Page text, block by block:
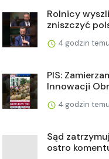
Rolnicy
zniszczyć
4 godzin temu
PIS:
Innowacji
4 godzin temu
Sąd
ostro